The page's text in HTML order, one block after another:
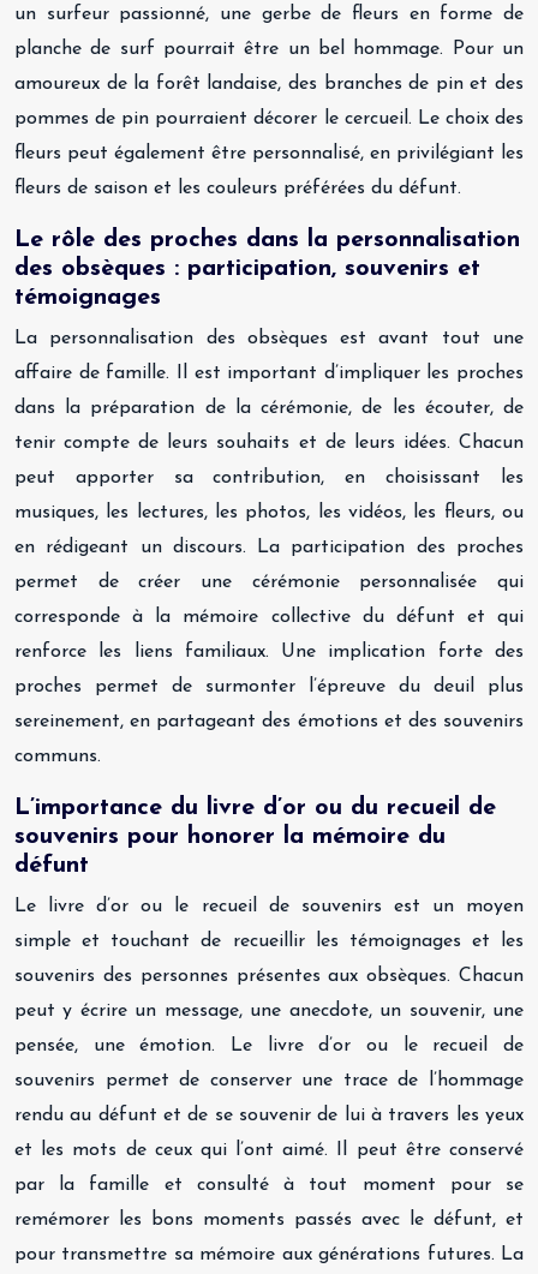
un surfeur passionné, une gerbe de fleurs en forme de
planche de surf pourrait être un bel hommage. Pour un
amoureux de la forêt landaise, des branches de pin et des
pommes de pin pourraient décorer le cercueil. Le choix des
fleurs peut également être personnalisé, en privilégiant les
fleurs de saison et les couleurs préférées du défunt.
Le rôle des proches dans la personnalisation
des obsèques : participation, souvenirs et
témoignages
La personnalisation des obsèques est avant tout une
affaire de famille. Il est important d’impliquer les proches
dans la préparation de la cérémonie, de les écouter, de
tenir compte de leurs souhaits et de leurs idées. Chacun
peut apporter sa contribution, en choisissant les
musiques, les lectures, les photos, les vidéos, les fleurs, ou
en rédigeant un discours. La participation des proches
permet de créer une cérémonie personnalisée qui
corresponde à la mémoire collective du défunt et qui
renforce les liens familiaux. Une implication forte des
proches permet de surmonter l’épreuve du deuil plus
sereinement, en partageant des émotions et des souvenirs
communs.
L’importance du livre d’or ou du recueil de
souvenirs pour honorer la mémoire du
défunt
Le livre d’or ou le recueil de souvenirs est un moyen
simple et touchant de recueillir les témoignages et les
souvenirs des personnes présentes aux obsèques. Chacun
peut y écrire un message, une anecdote, un souvenir, une
pensée, une émotion. Le livre d’or ou le recueil de
souvenirs permet de conserver une trace de l’hommage
rendu au défunt et de se souvenir de lui à travers les yeux
et les mots de ceux qui l’ont aimé. Il peut être conservé
par la famille et consulté à tout moment pour se
remémorer les bons moments passés avec le défunt, et
pour transmettre sa mémoire aux générations futures. La